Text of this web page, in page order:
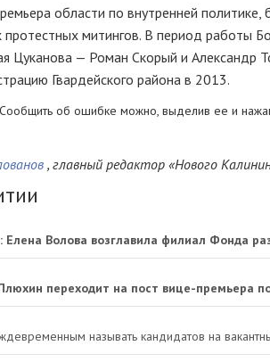
области по внутренней
митингов. В период работы
Цуканова — Роман Скорый и Александр
Гвардейского района в 2013.
об ошибке можно, выделив ее и
, главный редактор «Нового
Волова возглавила филиал Фонда
переходит на пост вице-премьера
называть кандидатов на